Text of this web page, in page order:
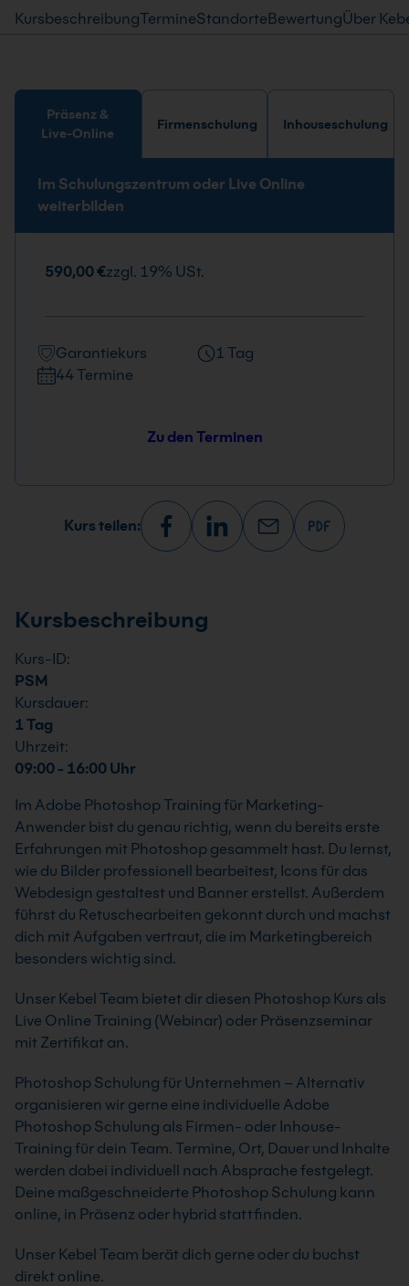
KursbeschreibungTermineStandorteBewertungÜber
Präsenz &
Live-Online
Firmenschulung Inhouseschulung
Im Schulungszentrum oder Live Online
weiterbilden
590,00 €zzgl. 19% USt.
Garantiekurs
1 Tag
44 Termine
Zu den Terminen
Kurs teilen:
Kursbeschreibung
Kurs-ID:
PSM
Kursdauer:
1 Tag
Uhrzeit:
09:00 - 16:00 Uhr
Im Adobe Photoshop Training für Marketing-
Anwender bist du genau richtig, wenn du bereits erste
Erfahrungen mit Photoshop gesammelt hast. Du lernst,
wie du Bilder professionell bearbeitest, Icons für das
Webdesign gestaltest und Banner erstellst. Außerdem
führst du Retuschearbeiten gekonnt durch und machst
dich mit Aufgaben vertraut, die im Marketingbereich
besonders wichtig sind.
Unser Kebel Team bietet dir diesen Photoshop Kurs als
Live Online Training (Webinar) oder Präsenzseminar
mit Zertifikat an.
Photoshop Schulung für Unternehmen – Alternativ
organisieren wir gerne eine individuelle Adobe
Photoshop Schulung als Firmen- oder Inhouse-
Training für dein Team. Termine, Ort, Dauer und Inhalte
werden dabei individuell nach Absprache festgelegt.
Deine maßgeschneiderte Photoshop Schulung kann
online, in Präsenz oder hybrid stattfinden.
Unser Kebel Team berät dich gerne oder du buchst
direkt online.